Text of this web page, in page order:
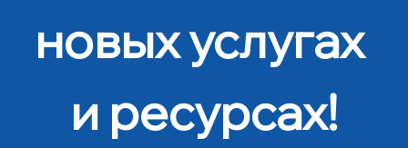
новых услугах
и ресурсах!